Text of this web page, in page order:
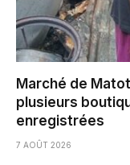
Marché de
plusieurs
enregistrées
7 AOÛT 2026